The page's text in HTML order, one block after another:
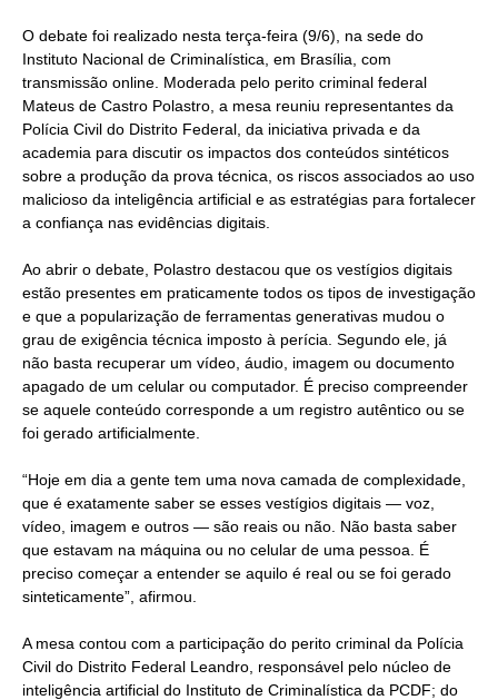
O debate foi realizado nesta terça-feira (9/6), na sede do
Instituto Nacional de Criminalística, em Brasília, com
transmissão online. Moderada pelo perito criminal federal
Mateus de Castro Polastro, a mesa reuniu representantes da
Polícia Civil do Distrito Federal, da iniciativa privada e da
academia para discutir os impactos dos conteúdos sintéticos
sobre a produção da prova técnica, os riscos associados ao uso
malicioso da inteligência artificial e as estratégias para fortalecer
a confiança nas evidências digitais.
Ao abrir o debate, Polastro destacou que os vestígios digitais
estão presentes em praticamente todos os tipos de investigação
e que a popularização de ferramentas generativas mudou o
grau de exigência técnica imposto à perícia. Segundo ele, já
não basta recuperar um vídeo, áudio, imagem ou documento
apagado de um celular ou computador. É preciso compreender
se aquele conteúdo corresponde a um registro autêntico ou se
foi gerado artificialmente.
“Hoje em dia a gente tem uma nova camada de complexidade,
que é exatamente saber se esses vestígios digitais — voz,
vídeo, imagem e outros — são reais ou não. Não basta saber
que estavam na máquina ou no celular de uma pessoa. É
preciso começar a entender se aquilo é real ou se foi gerado
sinteticamente”, afirmou.
A mesa contou com a participação do perito criminal da Polícia
Civil do Distrito Federal Leandro, responsável pelo núcleo de
inteligência artificial do Instituto de Criminalística da PCDF; do